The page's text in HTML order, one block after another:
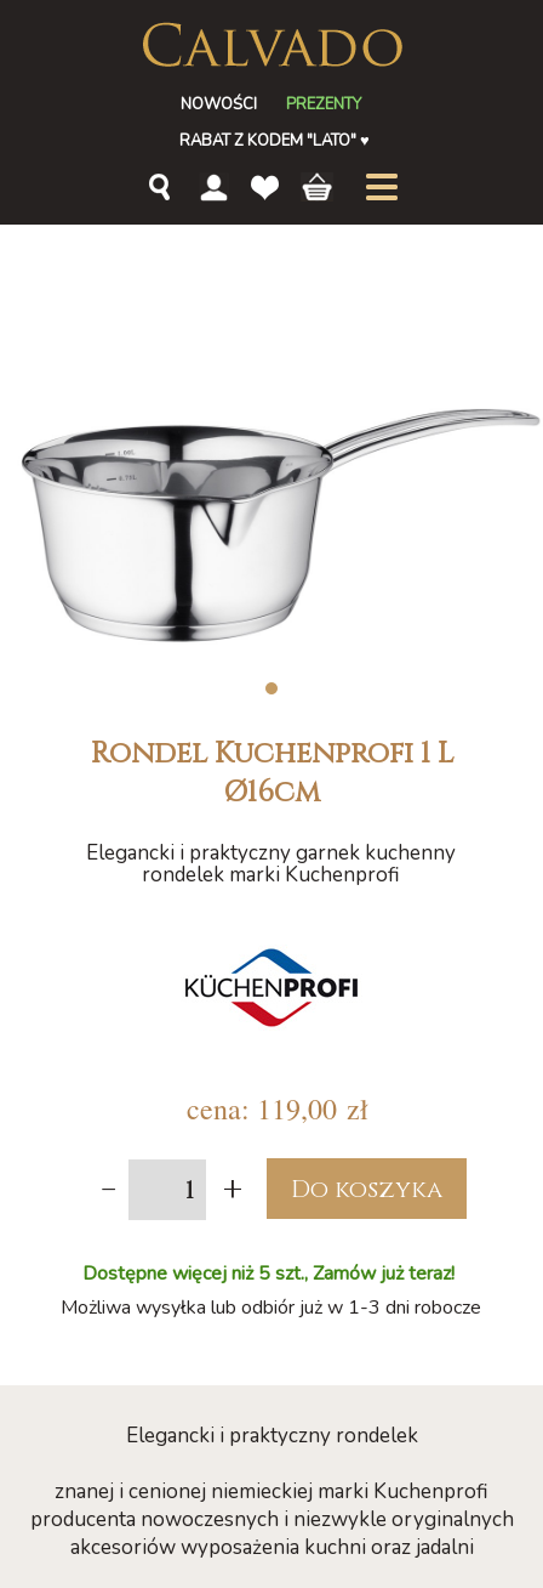
NOWOŚCI
PREZENTY
RABAT Z KODEM "LATO"♥
1
Rondel Kuchenprofi 1 L
Ø16cm
Elegancki i praktyczny garnek kuchenny
rondelek marki Kuchenprofi
cena: 119,00 zł
- + Do koszyka
Dostępne więcej niż 5 szt., Zamów już teraz!
Możliwa wysyłka lub odbiór już w 1-3 dni robocze
Elegancki i praktyczny rondelek
znanej i cenionej niemieckiej marki Kuchenprofi
producenta nowoczesnych i niezwykle oryginalnych
akcesoriów wyposażenia kuchni oraz jadalni